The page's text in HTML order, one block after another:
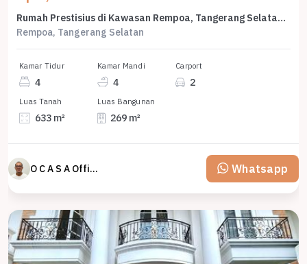
Rumah Prestisius di Kawasan Rempoa, Tangerang Selatan, LB 269m², Harga 8,6 Miliar
Rempoa, Tangerang Selatan
Kamar Tidur
4
Kamar Mandi
4
Carport
2
Luas Tanah
633 m²
Luas Bangunan
269 m²
O C A S A Official property perfected Whatsapp